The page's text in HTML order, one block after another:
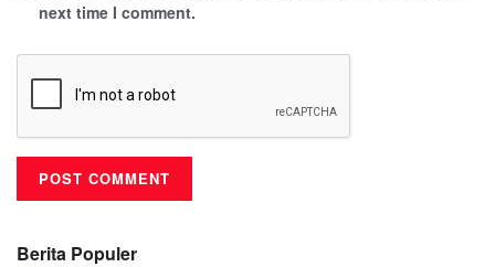
next time I comment.
Berita Populer